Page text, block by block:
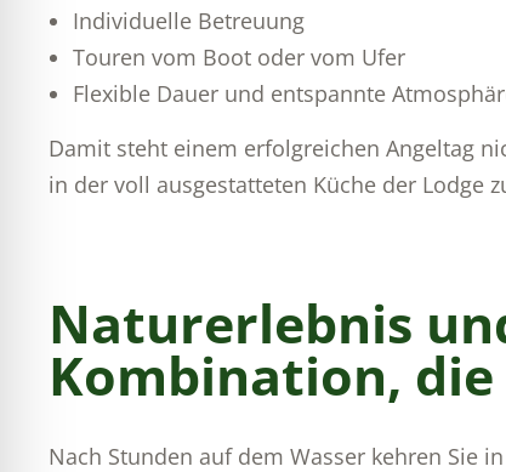
Individuelle Betreuung
Touren vom Boot oder vom Ufer
Flexible Dauer und entspannte
Damit steht einem erfolgreichen Angeltag
in der voll ausgestatteten Küche der Lodge
Naturerlebnis
Kombination,
Nach Stunden auf dem Wasser kehren Sie